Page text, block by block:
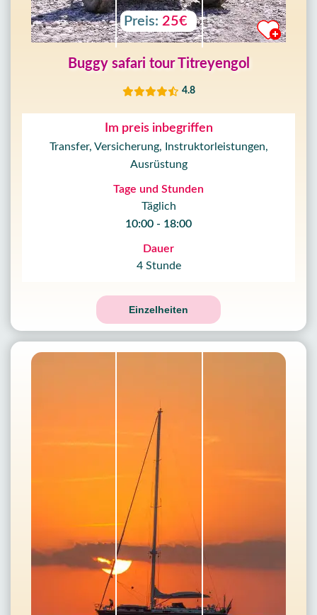
Preis: 25€
Buggy safari tour Titreyengol
4.8
Im preis inbegriffen
Transfer, Versicherung, Instruktorleistungen,
Ausrüstung
Tage und Stunden
Täglich
10:00 - 18:00
Dauer
4 Stunde
Einzelheiten